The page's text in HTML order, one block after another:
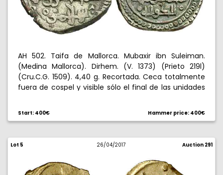
AH 502. Taifa de Mallorca. Mubaxir ibn Suleiman.
(Medina Mallorca). Dirhem. (V. 1373) (Prieto 219l)
(Cru.C.G. 1509). 4,40 g. Recortada. Ceca totalmente
fuera de cospel y visible sólo el final de las unidades
155. Muy rara. (MBC).
Start: 400€ Hammer price: 400€
Lot 5 26/04/2017 Auction 291